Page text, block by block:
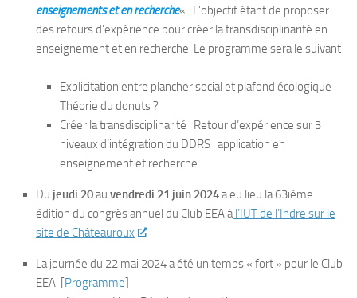
enseignements et en recherche« . L’objectif étant de proposer
des retours d’expérience pour créer la transdisciplinarité en
enseignement et en recherche. Le programme sera le suivant
:
Explicitation entre plancher social et plafond écologique :
Théorie du donuts ?
Créer la transdisciplinarité : Retour d’expérience sur 3
niveaux d’intégration du DDRS : application en
enseignement et recherche
Du jeudi 20au vendredi 21 juin 2024a eu lieu la 63ième
édition du congrès annuel du Club EEAàl’IUT de l’Indre sur le
site de Châteauroux
.
La journée du 22 mai 2024 a été un temps « fort » pour le Club
EEA. [Programme]